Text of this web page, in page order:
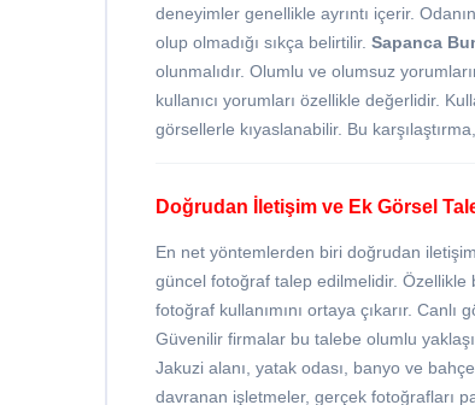
deneyimler genellikle ayrıntı içerir.
olup olmadığı sıkça belirtilir. Sapanca
olunmalıdır. Olumlu ve olumsuz
kullanıcı yorumları özellikle değerlidir.
görsellerle kıyaslanabilir. Bu
Doğrudan İletişim ve Ek Görsel
En net yöntemlerden biri doğrudan
güncel fotoğraf talep edilmelidir.
fotoğraf kullanımını ortaya çıkarır.
Güvenilir firmalar bu talebe olumlu
Jakuzi alanı, yatak odası, banyo ve
davranan işletmeler, gerçek fotoğrafları